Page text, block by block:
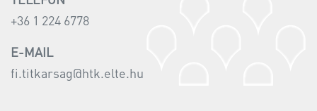
+36 1 224 6778
E-MAIL
fi.titkarsag@htk.elte.hu